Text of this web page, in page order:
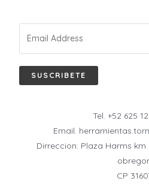
SUSCRIBETE
Tel. +52 625
Email.
Dirreccion: Plaza Harms
CP